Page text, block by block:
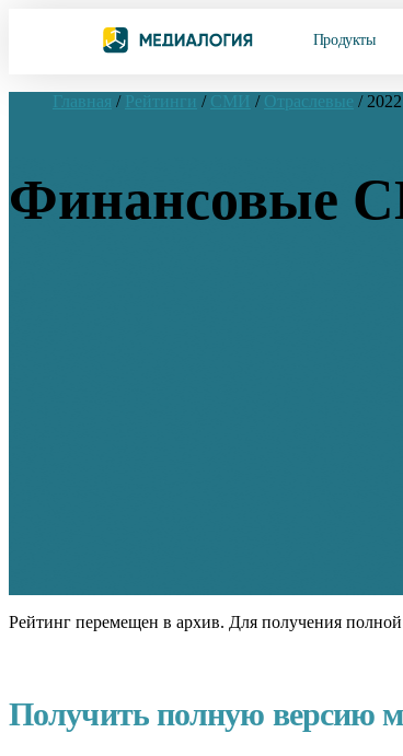
Продукты
Главная / Рейтинги / СМИ / Отраслевые /
Финансовые
Рейтинг перемещен в архив. Для получения
Получить полную версию